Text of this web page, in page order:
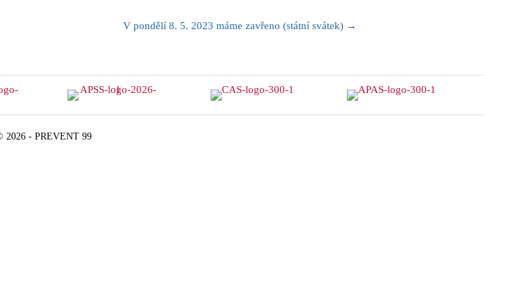
V pondělí 8. 5. 2023 máme zavřeno (státní svátek) →
2026 - PREVENT 99